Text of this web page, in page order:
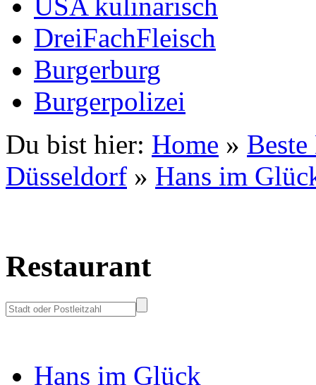
DreiFachFleisch
Burgerburg
Burgerpolizei
Du bist hier: Home »
Düsseldorf » Hans im
Restaurant
Hans im Glück